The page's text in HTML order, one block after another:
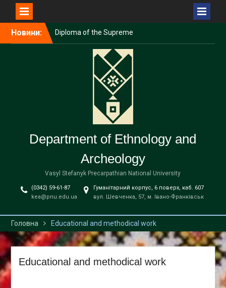
Новини:
Diploma of the Supreme
Archbishop of Kyiv-Halych,
His Beatitude Sviatoslav
A Christmas Carol was
performed at the university
Dniester rock cave
defensive desert of Saint
Onuphrius the Great near
Department of Ethnology and
Archeology
Vasyl Stefanyk Precarpathian National University
(0342) 59-61-87
kea@pnu.edu.ua
Гуманітарний корпус, 6 поверх, каб. 607
вул. Шевченка, 57, м. Івано-Франківськ
Головна Educational and methodical work
Educational and methodical work